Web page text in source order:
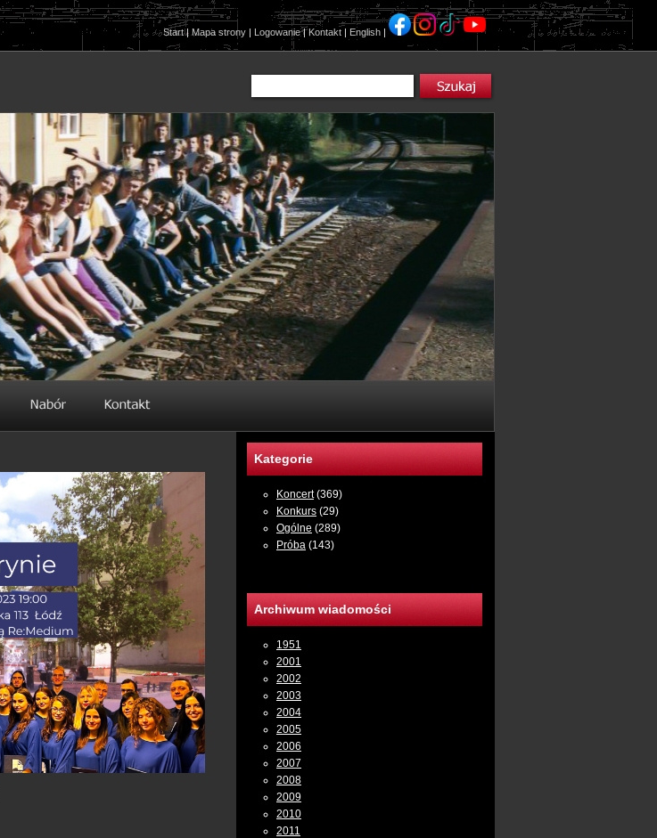
Start| Mapa strony | Logowanie|Kontakt | English |
Kategorie
Koncert(369)
Konkurs (29)
Ogólne (289)
Próba (143)
Archiwum wiadomości
1951
2001
2002
2003
2004
2005
2006
2007
2008
2009
2010
2011